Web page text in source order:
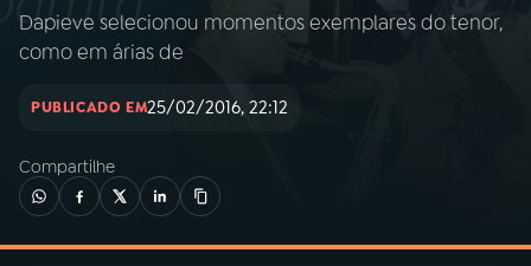
Início AO VIVO
INÍCIO
02A RÁDIO
03PROGRAMAÇÃO
Dapieve selecionou momentos exemplares do tenor,
como em árias de
PUBLICADO EM25/02/2016, 22:12
Compartilhe